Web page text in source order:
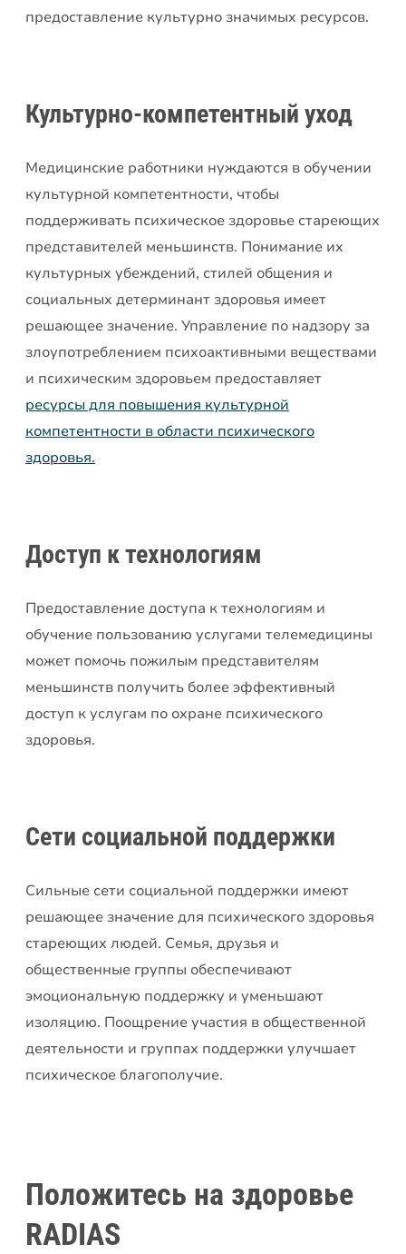
предоставление культурно значимых ресурсов.
Культурно-компетентный уход
Медицинские работники нуждаются в обучении
культурной компетентности, чтобы
поддерживать психическое здоровье стареющих
представителей меньшинств. Понимание их
культурных убеждений, стилей общения и
социальных детерминант здоровья имеет
решающее значение. Управление по надзору за
злоупотреблением психоактивными веществами
и психическим здоровьем предоставляет
ресурсы для повышения культурной
компетентности в области психического
здоровья.
Доступ к технологиям
Предоставление доступа к технологиям и
обучение пользованию услугами телемедицины
может помочь пожилым представителям
меньшинств получить более эффективный
доступ к услугам по охране психического
здоровья.
Сети социальной поддержки
Сильные сети социальной поддержки имеют
решающее значение для психического здоровья
стареющих людей. Семья, друзья и
общественные группы обеспечивают
эмоциональную поддержку и уменьшают
изоляцию. Поощрение участия в общественной
деятельности и группах поддержки улучшает
психическое благополучие.
Положитесь на здоровье
RADIAS